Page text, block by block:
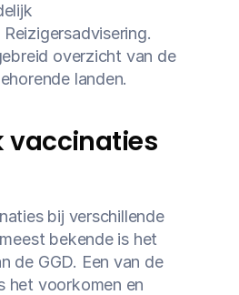
overzicht van de
landen.
vaccinaties
bij verschillende
bekende is het
de GGD. Een van de
het voorkomen en